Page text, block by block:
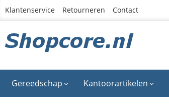
Ga
inhoud
Klantenservice Retourneren Contact
Gereedschap Kantoorartikelen